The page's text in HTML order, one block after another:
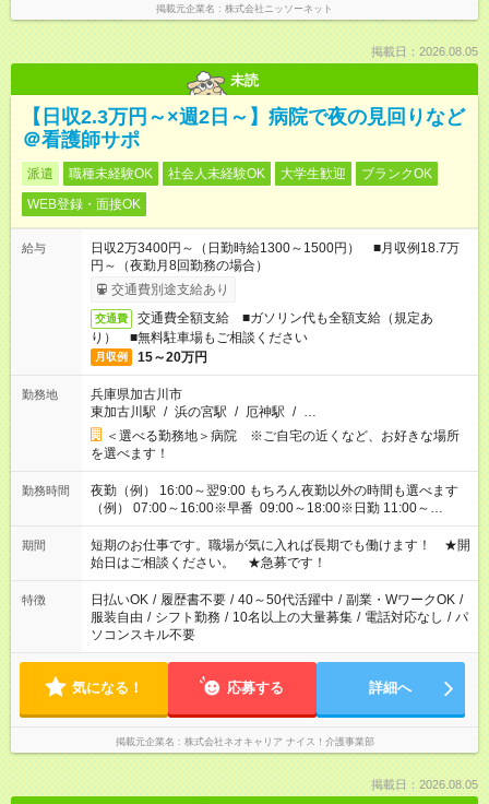
掲載元企業名 株式会社ニッソーネット
掲載日：2026.08.05
未読
【日収2.3万円～×週2日～】病院で夜の見回りなど
＠看護師サポ
派遣 職種未経験OK 社会人未経験OK 大学生歓迎
ブランクOK
WEB登録・面接OK
給与
日収2万3400円～（日勤時給1300～1500円） ■月収例18.7万
円～（夜勤月8回勤務の場合）
交通費別途支給あり
交通費
交通費全額支給 ■ガソリン代も全額支給（規定あ
り） ■無料駐車場もご相談ください
月収例 15～20万円
勤務地
兵庫県加古川市
東加古川駅 / 浜の宮駅 / 厄神駅 / …
＜選べる勤務地＞病院 ※ご自宅の近くなど、お好きな場所
を選べます！
勤務時間
夜勤（例） 16:00～翌9:00 もちろん夜勤以外の時間も選べます
（例） 07:00～16:00※早番 09:00～18:00※日勤 11:00～
20:00※遅番 ※時間は、固定・選べる施設もあるので、ご希望が
あれば調整できます！ ※シフト制。勤務地により実働時間が異
なります。★家庭の都合でお休みが必要な場合も遠慮なくご相談
ください。
期間
短期のお仕事です。職場が気に入れば長期でも働けます！ ★開
始日はご相談ください。 ★急募です！
特徴 日払いOK / 履歴書不要 / 40～50代活躍中 / 副業・WワークOK /
服装自由 / シフト勤務 / 10名以上の大量募集 / 電話対応なし / パ
ソコンスキル不要
気になる！ 応募する 詳細へ
掲載元企業名 株式会社ネオキャリア ナイス！介護事業部
掲載日：2026.08.05